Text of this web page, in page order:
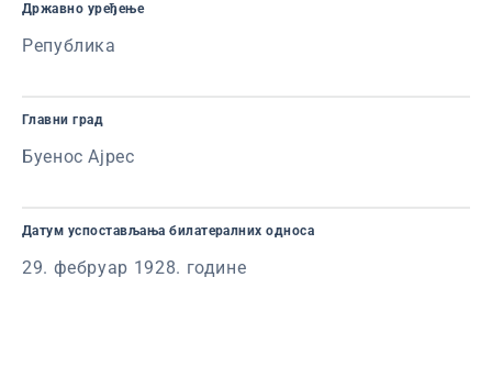
Државно уређење
Република
Главни град
Буенос Ајрес
Датум успостављања билатералних односа
29. фебруар 1928. године